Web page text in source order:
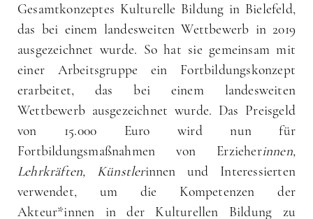
Gesamtkonzeptes Kulturelle Bildung in Bielefeld,
das bei einem landesweiten Wettbewerb in 2019
ausgezeichnet wurde. So hat sie gemeinsam mit
einer Arbeitsgruppe ein Fortbildungskonzept
erarbeitet, das bei einem landesweiten
Wettbewerb ausgezeichnet wurde. Das Preisgeld
von 15.000 Euro wird nun für
Fortbildungsmaßnahmen von Erzieherinnen,
Lehrkräften, Künstlerinnen und Interessierten
verwendet, um die Kompetenzen der
Akteur*innen in der Kulturellen Bildung zu